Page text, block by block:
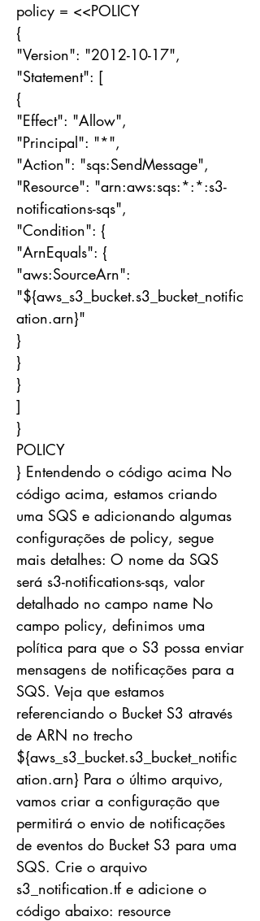
policy = <<POLICY
{
"Version": "2012-10-17",
"Statement": [
{
"Effect": "Allow",
"Principal": "*",
"Action": "sqs:SendMessage",
"Resource": "arn:aws:sqs:*:*:s3-
notifications-sqs",
"Condition": {
"ArnEquals": {
"aws:SourceArn":
"${aws_s3_bucket.s3_bucket_notific
ation.arn}"
}
}
}
]
}
POLICY
} Entendendo o código acima No
código acima, estamos criando
uma SQS e adicionando algumas
configurações de policy, segue
mais detalhes: O nome da SQS
será s3-notifications-sqs, valor
detalhado no campo name No
campo policy, definimos uma
política para que o S3 possa enviar
mensagens de notificações para a
SQS. Veja que estamos
referenciando o Bucket S3 através
de ARN no trecho
${aws_s3_bucket.s3_bucket_notific
ation.arn} Para o último arquivo,
vamos criar a configuração que
permitirá o envio de notificações
de eventos do Bucket S3 para uma
SQS. Crie o arquivo
s3_notification.tf e adicione o
código abaixo: resource